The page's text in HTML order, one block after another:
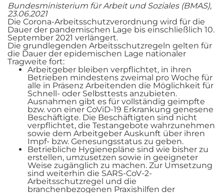
Bundesministerium für Arbeit und Soziales (BMAS),
23.06.2021
Die Corona-Arbeitsschutzverordnung wird für die
Dauer der pandemischen Lage bis einschließlich 10.
September 2021 verlängert.
Die grundlegenden Arbeitsschutzregeln gelten für
die Dauer der epidemischen Lage nationaler
Tragweite fort:
Arbeitgeber bleiben verpflichtet, in ihren
Betrieben mindestens zweimal pro Woche für
alle in Präsenz Arbeitenden die Möglichkeit für
Schnell- oder Selbsttests anzubieten.
Ausnahmen gibt es für vollständig geimpfte
bzw. von einer CoViD-19 Erkrankung genesene
Beschäftigte. Die Beschäftigten sind nicht
verpflichtet, die Testangebote wahrzunehmen
sowie dem Arbeitgeber Auskunft über ihren
Impf- bzw. Genesungsstatus zu geben.
Betriebliche Hygienepläne sind wie bisher zu
erstellen, umzusetzen sowie in geeigneter
Weise zugänglich zu machen. Zur Umsetzung
sind weiterhin die SARS-CoV-2-
Arbeitsschutzregel und die
branchenbezogenen Praxishilfen der